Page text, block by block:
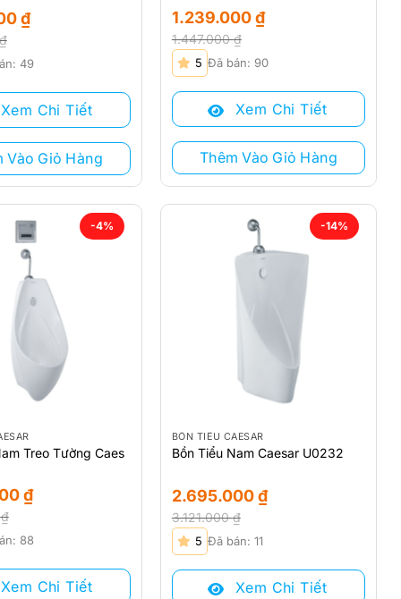
₫
49
Xem Chi Tiết
Vào Giỏ Hàng
1.447.000₫
Giá
gốc
là:
1.447.000 ₫.
1.239.000₫
Giá
hiện
tại
1.239.000 ₫.
5 Đã bán: 90
Xem Chi Tiết
Thêm Vào Giỏ Hàng
-4%
Treo Tường Caes
₫
₫
88
Xem Chi Tiết
-14%
BỒN TIỂU CAESAR
Bồn Tiểu Nam Caesar U0232
3.121.000₫
Giá
gốc
là:
3.121.000 ₫.
2.695.000₫
Giá
hiện
tại
5 Đã bán: 11
Xem Chi Tiết